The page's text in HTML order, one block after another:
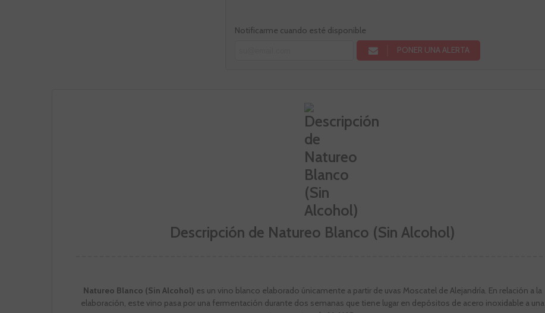
Notificarme cuando esté disponible
PONER UNA ALERTA
Descripción de Natureo Blanco (Sin Alcohol)
Natureo Blanco (Sin Alcohol) es un vino blanco elaborado únicamente a partir de uvas Moscatel de Alejandría. En relación a la
elaboración, este vino pasa por una fermentación durante dos semanas que tiene lugar en depósitos de acero inoxidable a una